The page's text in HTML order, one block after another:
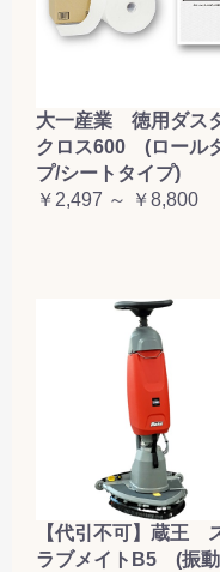
大一産業 徳用ダス
クロス600 (ロール
プ/シートタイプ)
￥2,497 ～ ￥8,800
【代引不可】蔵王
ラブメイトB5 (振動